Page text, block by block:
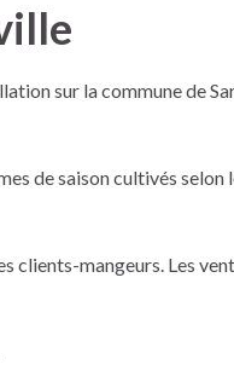
sur la commune de
de saison cultivés selon
clients-mangeurs. Les